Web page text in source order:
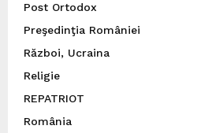
Post Ortodox
Preşedinţia României
Război, Ucraina
Religie
REPATRIOT
România